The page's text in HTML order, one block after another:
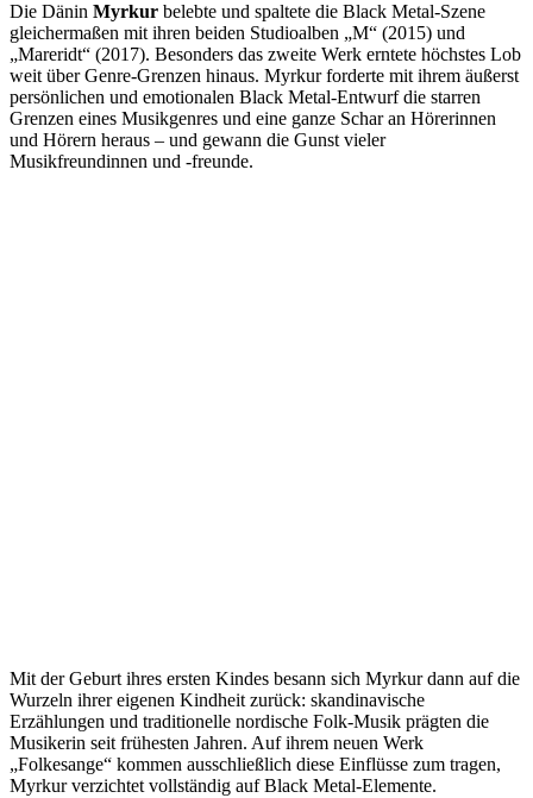
Die Dänin Myrkur belebte und spaltete die Black Metal-Szene
gleichermaßen mit ihren beiden Studioalben „M“ (2015) und
„Mareridt“ (2017). Besonders das zweite Werk erntete höchstes Lob
weit über Genre-Grenzen hinaus. Myrkur forderte mit ihrem äußerst
persönlichen und emotionalen Black Metal-Entwurf die starren
Grenzen eines Musikgenres und eine ganze Schar an Hörerinnen
und Hörern heraus – und gewann die Gunst vieler
Musikfreundinnen und -freunde.
Mit der Geburt ihres ersten Kindes besann sich Myrkur dann auf die
Wurzeln ihrer eigenen Kindheit zurück: skandinavische
Erzählungen und traditionelle nordische Folk-Musik prägten die
Musikerin seit frühesten Jahren. Auf ihrem neuen Werk
„Folkesange“ kommen ausschließlich diese Einflüsse zum tragen,
Myrkur verzichtet vollständig auf Black Metal-Elemente.